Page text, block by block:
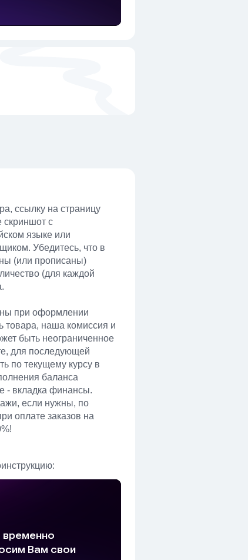
ссылку на страницу
скриншот с
языке или
Убедитесь, что в
(или прописаны)
(для каждой
при оформлении
товара, наша комиссия и
быть неограниченное
для последующей
по текущему курсу в
баланса
- вкладка финансы.
если нужны, по
оплате заказов на